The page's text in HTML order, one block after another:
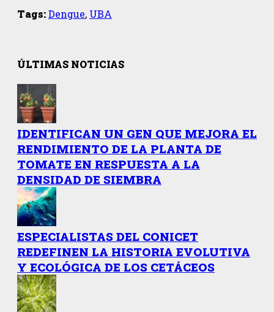
Tags:Dengue, UBA
ÚLTIMAS NOTICIAS
IDENTIFICAN UN GEN QUE MEJORA EL
RENDIMIENTO DE LA PLANTA DE
TOMATE EN RESPUESTA A LA
DENSIDAD DE SIEMBRA
ESPECIALISTAS DEL CONICET
REDEFINEN LA HISTORIA EVOLUTIVA
Y ECOLÓGICA DE LOS CETÁCEOS